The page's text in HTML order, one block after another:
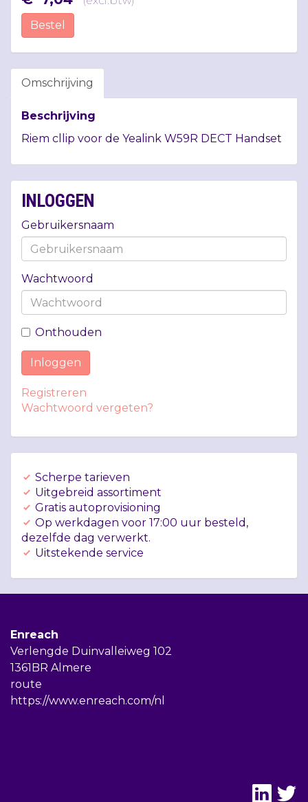
Bestel
Omschrijving
Beschrijving
Riem cllip voor de Yealink W59R DECT Handset
INLOGGEN
Gebruikersnaam
Wachtwoord
Onthouden
Inloggen
Registreren
Wachtwoord vergeten?
Scherpe tarieven
Uitgebreid assortiment
Gratis autoprovisioning
Op werkdagen voor 17:00 uur besteld,
dezelfde dag verwerkt.
Uitstekende service
Enreach
Verlengde Duinvalleiweg 102
1361BR Almere
route
https://www.enreach.com/nl